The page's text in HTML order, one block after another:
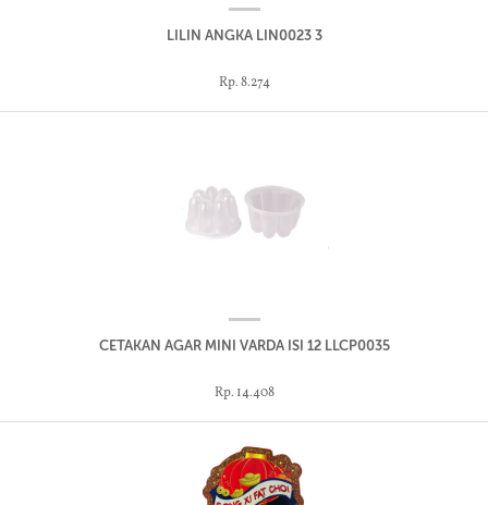
LILIN ANGKA LIN0023 3
Rp. 8.274
CETAKAN AGAR MINI VARDA ISI 12 LLCP0035
Rp. 14.408